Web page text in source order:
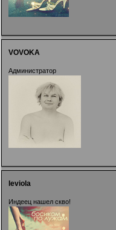
VOVOKA
Администратор
leviola
Индеец нашел скво!